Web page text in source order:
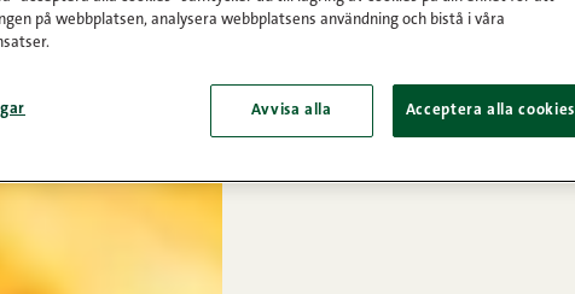
på webbplatsen, analysera webbplatsens användning och bistå i våra
Avvisa alla Acceptera alla cookies